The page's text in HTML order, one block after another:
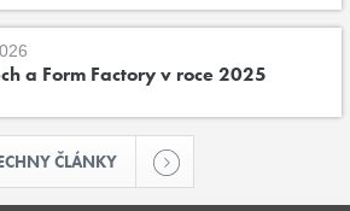
a Form Factory v roce 2025
ČLÁNKY